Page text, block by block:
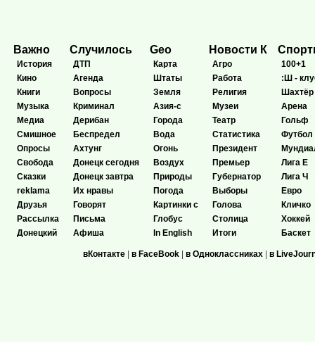
Важно
История
Кино
Книги
Музыка
Медиа
Смишное
Опросы
Свобода
Сказки
reklama
Друзья
Рассылка
Донецкий
Случилось
ДТП
Агенда
Вопросы
Криминал
Дерибан
Беспредел
Ахтунг
Донецк сегодня
Донецк завтра
Их нравы
Говорят
Письма
Афиша
Geo
Карта
Штаты
Земля
Азия-с
Города
Вода
Огонь
Воздух
Природы
Погода
Картинки с
Глобус
In English
Новости К
Агро
Работа
Религия
Музеи
Театр
Статистика
Президент
Премьер
Губернатор
Выборы
Голова
Столица
Итоги
100+1
:Ш -
Шахтёр
Арена
Гольф
Футбол
Лига Е
Лига Ч
Евро
Кличко
Хоккей
Баскет
вКонтакте | в FaceBook | в Одноклассниках | в